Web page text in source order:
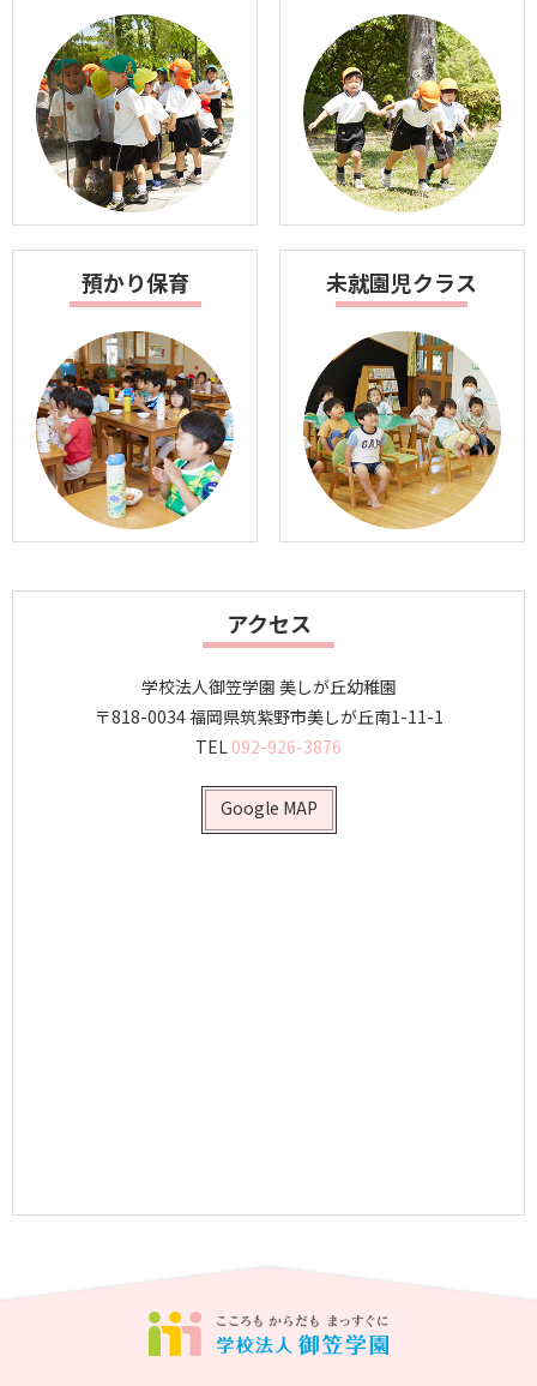
預かり保育 未就園児クラス
アクセス
学校法人御笠学園 美しが丘幼稚園
〒818-0034福岡県筑紫野市美しが丘南1-11-1
TEL 092-926-3876
Google MAP